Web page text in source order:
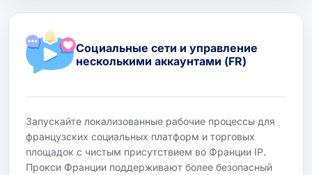
Социальные сети и управление
несколькими аккаунтами (FR)
Запускайте локализованные рабочие процессы для
французских социальных платформ и торговых
площадок с чистым присутствием во Франции IP.
Прокси Франции поддерживают более безопасный